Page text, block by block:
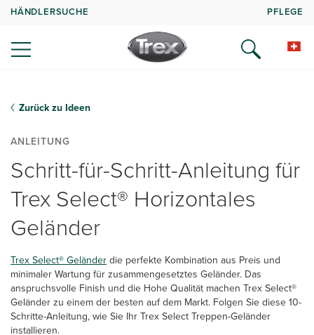
HÄNDLERSUCHE PFLEGE
Zurück zu Ideen
ANLEITUNG
Schritt-für-Schritt-Anleitung für
Trex Select® Horizontales
Geländer
Trex Select® Geländer die perfekte Kombination aus Preis und
minimaler Wartung für zusammengesetztes Geländer. Das
anspruchsvolle Finish und die Hohe Qualität machen Trex Select®
Geländer zu einem der besten auf dem Markt. Folgen Sie diese 10-
Schritte-Anleitung, wie Sie Ihr Trex Select Treppen-Geländer
installieren.